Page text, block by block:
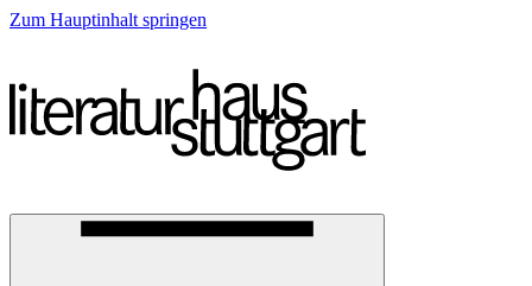
Zum Hauptinhalt springen